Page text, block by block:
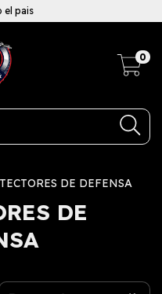
el pais
0
DE DEFENSA
DE